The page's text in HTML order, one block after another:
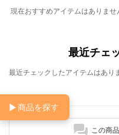
▶商品を探す
現在おすすめアイテムはありませ
最近チェ
最近チェックしたアイテムはあり
この商